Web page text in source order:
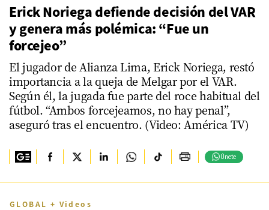
Erick Noriega defiende decisión del VAR
y genera más polémica: “Fue un
forcejeo”
El jugador de Alianza Lima, Erick Noriega, restó
importancia a la queja de Melgar por el VAR.
Según él, la jugada fue parte del roce habitual del
fútbol. “Ambos forcejeamos, no hay penal”,
aseguró tras el encuentro. (Video: América TV)
Únete
GLOBAL + Videos